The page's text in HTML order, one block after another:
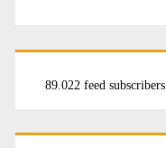
89.022 feed subscribers